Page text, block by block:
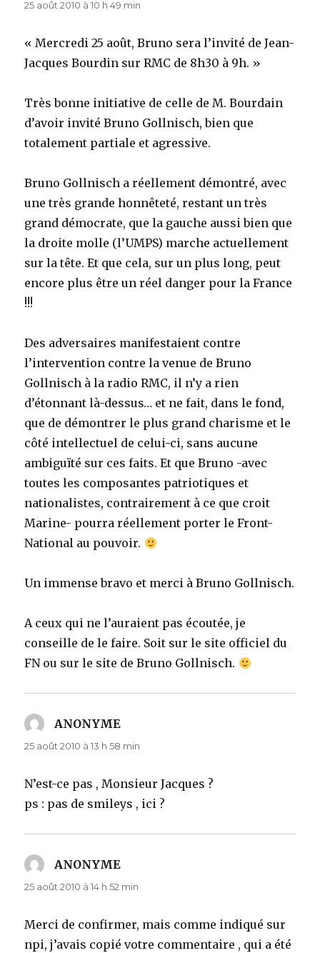
25 août 2010 à 10 h 49 min
« Mercredi 25 août, Bruno sera l’invité de Jean-
Jacques Bourdin sur RMC de 8h30 à 9h. »
Très bonne initiative de celle de M. Bourdain
d’avoir invité Bruno Gollnisch, bien que
totalement partiale et agressive.
Bruno Gollnisch a réellement démontré, avec
une très grande honnêteté, restant un très
grand démocrate, que la gauche aussi bien que
la droite molle (l’UMPS) marche actuellement
sur la tête. Et que cela, sur un plus long, peut
encore plus être un réel danger pour la France
!!!
Des adversaires manifestaient contre
l’intervention contre la venue de Bruno
Gollnisch à la radio RMC, il n’y a rien
d’étonnant là-dessus… et ne fait, dans le fond,
que de démontrer le plus grand charisme et le
côté intellectuel de celui-ci, sans aucune
ambiguïté sur ces faits. Et que Bruno -avec
toutes les composantes patriotiques et
nationalistes, contrairement à ce que croit
Marine- pourra réellement porter le Front-
National au pouvoir.
Un immense bravo et merci à Bruno Gollnisch.
A ceux qui ne l’auraient pas écoutée, je
conseille de le faire. Soit sur le site officiel du
FN ou sur le site de Bruno Gollnisch.
ANONYME
25 août 2010 à 13 h 58 min
N’est-ce pas , Monsieur Jacques ?
ps : pas de smileys , ici ?
ANONYME
25 août 2010 à 14 h 52 min
Merci de confirmer, mais comme indiqué sur
npi, j’avais copié votre commentaire , qui a été